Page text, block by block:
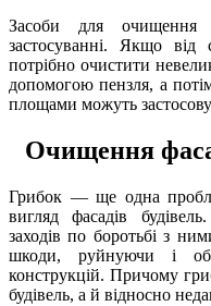
Засоби для очищення
застосуванні. Якщо від
потрібно очистити
допомогою пензля, а
площами можуть
Очищення
Грибок — ще одна
вигляд фасадів
заходів по боротьбі з
шкоди, руйнуючи і
конструкцій. Причому
будівель, а й відносно